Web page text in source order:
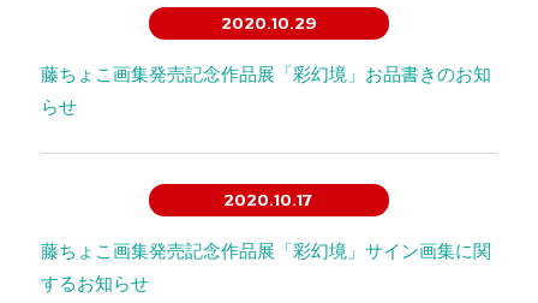
2020.10.29
藤ちょこ画集発売記念作品展「彩幻境」お品書きのお知
らせ
2020.10.17
藤ちょこ画集発売記念作品展「彩幻境」サイン画集に関
するお知らせ